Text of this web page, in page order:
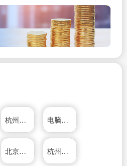
杭州鸿雁电器有限公司 电脑维修技术网
北京家电维修网 杭州松井电器有限公司